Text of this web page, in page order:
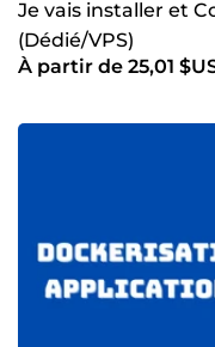
service sur-mesure ?
projet et obtenir une
Je vais installer et
(Dédié/VPS)
À partir de 25,01